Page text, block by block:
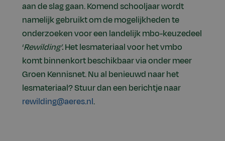
aan de slag gaan. Komend schooljaar wordt
namelijk gebruikt om de mogelijkheden te
onderzoeken voor een landelijk mbo-keuzedeel
‘Rewilding’.Het lesmateriaal voor het vmbo
komt binnenkort beschikbaar via onder meer
Groen Kennisnet. Nu al benieuwd naar het
lesmateriaal? Stuur dan een berichtje naar
rewilding@aeres.nl.